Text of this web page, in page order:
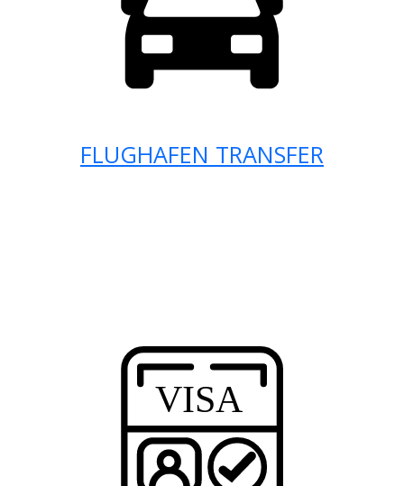
FLUGHAFEN TRANSFER